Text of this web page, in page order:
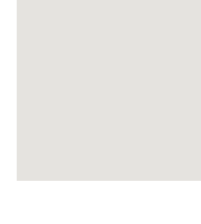
資料・動画